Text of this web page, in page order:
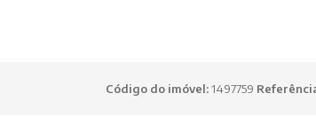
Código do imóvel:1497759